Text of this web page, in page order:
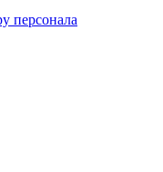
персонала